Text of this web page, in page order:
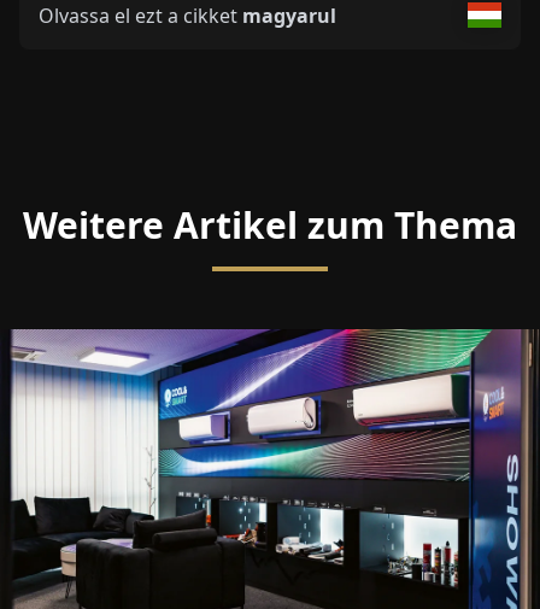
Olvassa el ezt a cikket magyarul
Weitere Artikel zum Thema